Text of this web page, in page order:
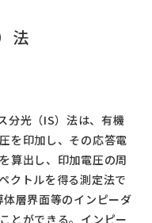
法
を印加し、その応答電
算出し、印加電圧の周
クトルを得る測定法で
層界面等のインピーダ
とができる。インピー